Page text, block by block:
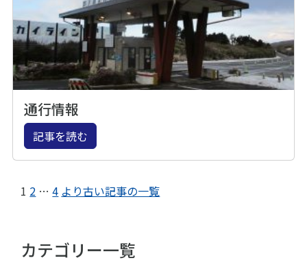
通行情報
記事を読む
1 2 … 4 より古い記事の一覧
カテゴリー一覧